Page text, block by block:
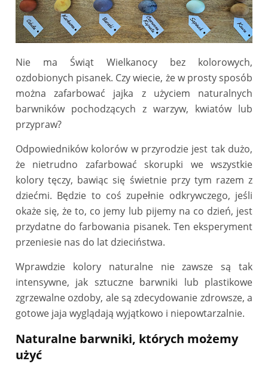
Nie ma Świąt Wielkanocy bez kolorowych,
ozdobionych pisanek. Czy wiecie, że w prosty sposób
można zafarbować jajka z użyciem naturalnych
barwników pochodzących z warzyw, kwiatów lub
przypraw?
Odpowiedników kolorów w przyrodzie jest tak dużo,
że nietrudno zafarbować skorupki we wszystkie
kolory tęczy, bawiąc się świetnie przy tym razem z
dziećmi. Będzie to coś zupełnie odkrywczego, jeśli
okaże się, że to, co jemy lub pijemy na co dzień, jest
przydatne do farbowania pisanek. Ten eksperyment
przeniesie nas do lat dzieciństwa.
Wprawdzie kolory naturalne nie zawsze są tak
intensywne, jak sztuczne barwniki lub plastikowe
zgrzewalne ozdoby, ale są zdecydowanie zdrowsze, a
gotowe jaja wyglądają wyjątkowo i niepowtarzalnie.
Naturalne barwniki, których możemy
użyć